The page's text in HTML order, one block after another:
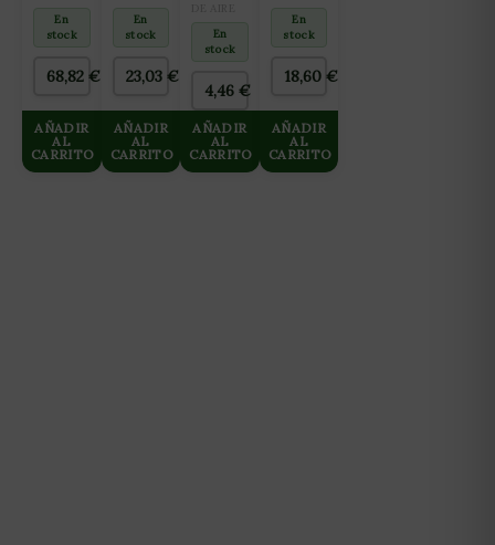
HOLLAND
DUTCH
Nº2
BLOOM
En
stock
68,82 €
AÑADIR
AL
CARRITO
CORTE
En
stock
23,03 €
AÑADIR
AL
CARRITO
(12CM)
En
stock
4,46€
AÑADIR
AL
CARRITO
ONE
(FLORACIÓN
FINALIZACIÓN)
2L
En
stock
18,60 €
AÑADIR
AL
CARRITO